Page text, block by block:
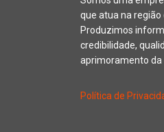
que atua na região
Produzimos
credibilidade,
aprimoramento da
Política de